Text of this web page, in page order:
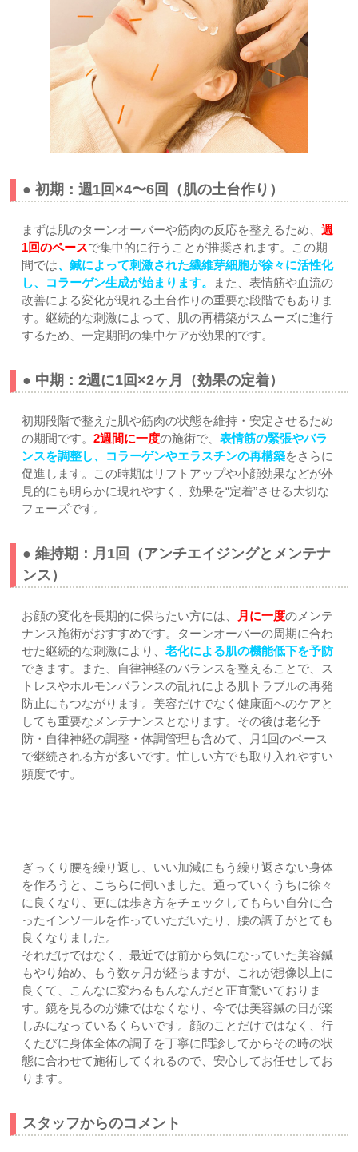
● 初期：週1回×4〜6回（肌の土台作り）
まずは肌のターンオーバーや筋肉の反応を整えるため、 週
1回のペースで集中的に行うことが推奨されます。この期
間では、鍼によって刺激された繊維芽細胞が徐々に活性化
し、コラーゲン生成が始まります。
また、表情筋や血流の
改善による変化が現れる土台作りの重要な段階でもありま
す。継続的な刺激によって、肌の再構築がスムーズに進行
するため、一定期間の集中ケアが効果的です。
● 中期：2週に1回×2ヶ月（効果の定着）
初期段階で整えた肌や筋肉の状態を維持・安定させるため
の期間です。 2週間に一度の施術で、 表情筋の緊張やバラ
ンスを調整し、コラーゲンやエラスチンの再構築をさらに
促進します。この時期はリフトアップや小顔効果などが外
見的にも明らかに現れやすく、効果を“定着”させる大切な
フェーズです。
● 維持期：月1回（アンチエイジングとメンテナ
ンス）
お顔の変化を長期的に保ちたい方には、 月に一度のメンテ
ナンス施術がおすすめです。ターンオーバーの周期に合わ
せた継続的な刺激により、 老化による肌の機能低下を予防
できます。また、自律神経のバランスを整えることで、ス
トレスやホルモンバランスの乱れによる肌トラブルの再発
防止にもつながります。美容だけでなく健康面へのケアと
しても重要なメンテナンスとなります。その後は老化予
防・自律神経の調整・体調管理も含めて、月1回のペース
で継続される方が多いです。忙しい方でも取り入れやすい
頻度です。
ぎっくり腰を繰り返し、いい加減にもう繰り返さない身体
を作ろうと、こちらに伺いました。通っていくうちに徐々
に良くなり、更には歩き方をチェックしてもらい自分に合
ったインソールを作っていただいたり、腰の調子がとても
良くなりました。
それだけではなく、最近では前から気になっていた美容鍼
もやり始め、もう数ヶ月が経ちますが、これが想像以上に
良くて、こんなに変わるもんなんだと正直驚いておりま
す。鏡を見るのが嫌ではなくなり、今では美容鍼の日が楽
しみになっているくらいです。顔のことだけではなく、行
くたびに身体全体の調子を丁寧に問診してからその時の状
態に合わせて施術してくれるので、安心してお任せしてお
ります。
スタッフからのコメント